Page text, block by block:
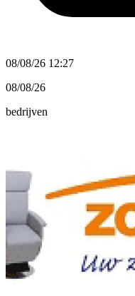
08/08/26 12:27
08/08/26
bedrijven